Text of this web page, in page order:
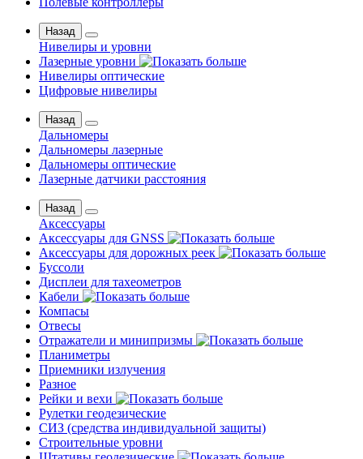
Назад
Нивелиры и уровни
Лазерные уровни
Нивелиры оптические
Цифровые нивелиры
Назад
Дальномеры
Дальномеры лазерные
Дальномеры оптические
Лазерные датчики расстояния
Назад
Аксессуары
Аксессуары для GNSS
Аксессуары для дорожных реек
Буссоли
Дисплеи для тахеометров
Кабели
Компасы
Отвесы
Отражатели и минипризмы
Планиметры
Приемники излучения
Разное
Рейки и вехи
Рулетки геодезические
СИЗ (средства индивидуальной защиты)
Строительные уровни